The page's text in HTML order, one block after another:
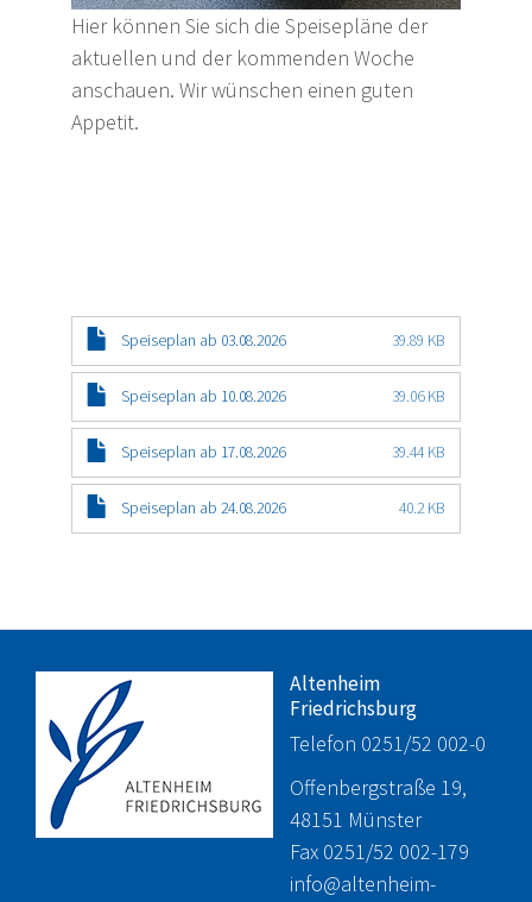
Hier können Sie sich die Speisepläne der
aktuellen und der kommenden Woche
anschauen. Wir wünschen einen guten
Appetit.
Speiseplan ab 03.08.2026 39.89 KB
Speiseplan ab 10.08.2026 39.06 KB
Speiseplan ab 17.08.2026 39.44 KB
Speiseplan ab 24.08.2026 40.2 KB
Altenheim
Friedrichsburg
Telefon 0251/52 002-0
Offenbergstraße 19,
48151 Münster
Fax 0251/52 002-179
info@altenheim-